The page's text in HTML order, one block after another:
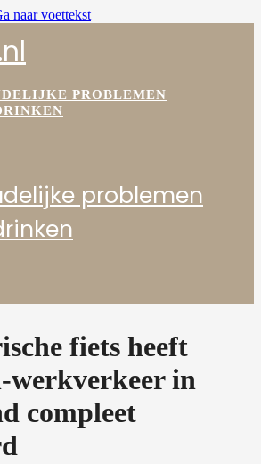
naar voettekst
PROBLEMEN
problemen
fiets heeft
werkverkeer in
compleet